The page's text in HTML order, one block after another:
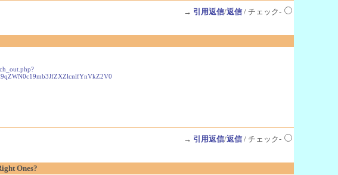
→ 引用返信/返信/ チェック-
→ 引用返信/返信/ チェック-
Ones?